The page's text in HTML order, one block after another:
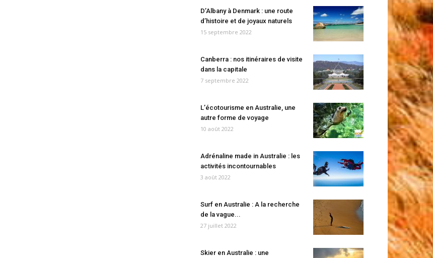
D’Albany à Denmark : une route
d’histoire et de joyaux naturels
15 septembre 2022
Canberra : nos itinéraires de visite
dans la capitale
7 septembre 2022
L’écotourisme en Australie, une
autre forme de voyage
10 août 2022
Adrénaline made in Australie : les
activités incontournables
3 août 2022
Surf en Australie : A la recherche
de la vague...
27 juillet 2022
Skier en Australie : une